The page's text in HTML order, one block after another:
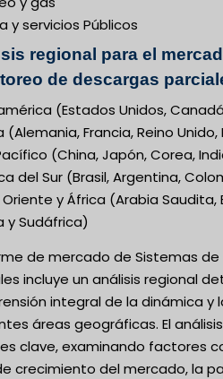
y servicios Públicos
regional para el
de descargas
(Estados Unidos,
(Alemania, Francia, Reino
(China, Japón, Corea,
del Sur (Brasil, Argentina,
y África (Arabia Saudita,
y Sudáfrica)
de mercado de Sistemas
incluye un análisis regional
integral de la dinámica
áreas geográficas. El
clave, examinando factores
crecimiento del mercado, la